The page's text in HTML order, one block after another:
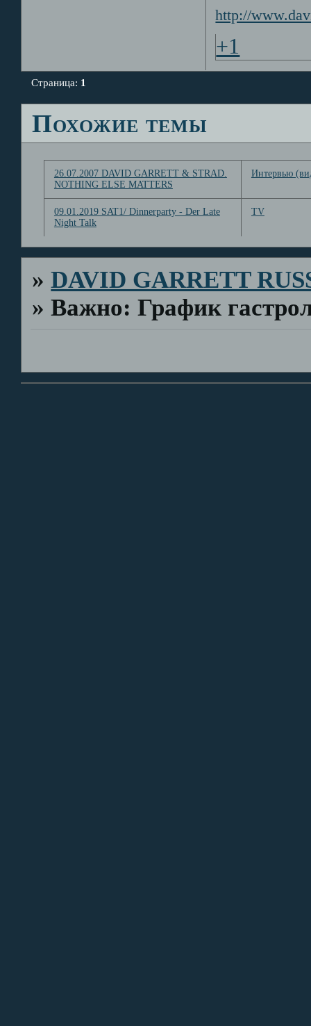
http://
+1
Страница: 1
Похожие темы
26.07.2007 DAVID GARRETT & STRAD.
NOTHING ELSE MATTERS
Интервью
09.01.2019 SAT1/ Dinnerparty - Der Late
Night Talk
TV
»DAVID GARRETT
»Важно: График